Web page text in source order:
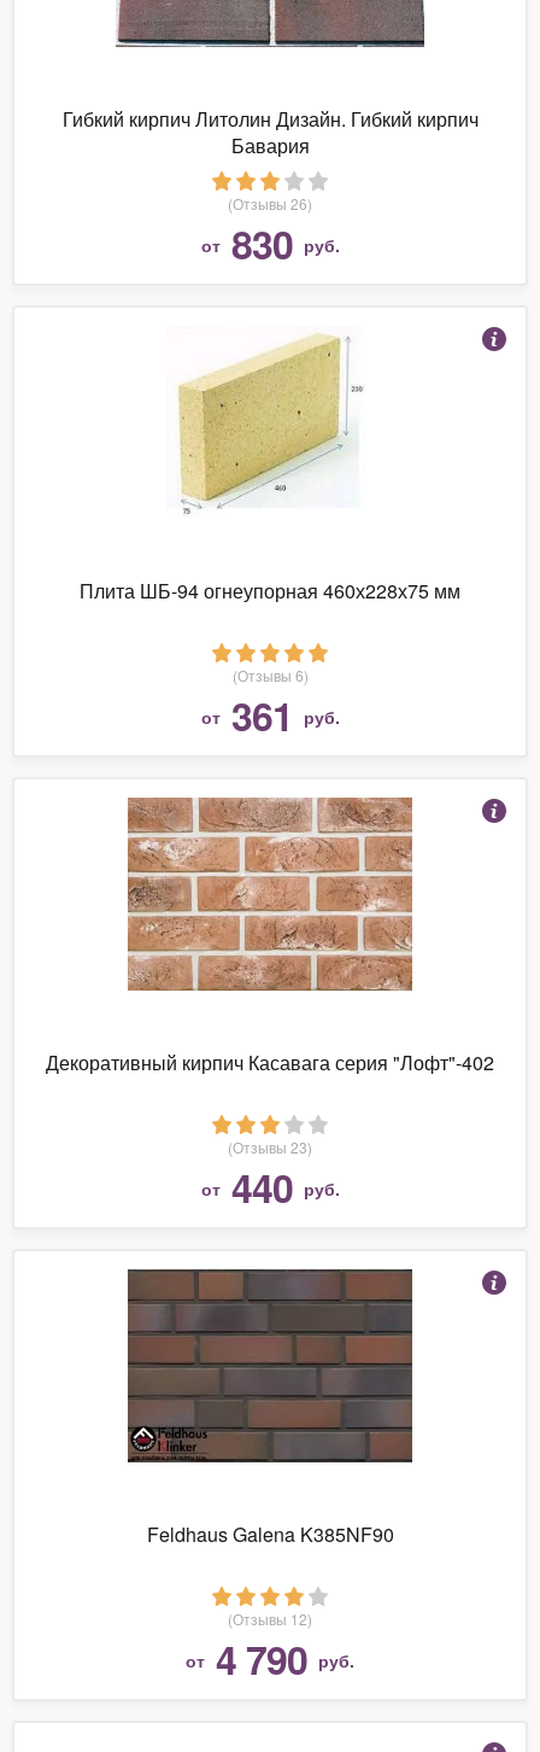
Гибкий кирпич Литолин Дизайн. Гибкий кирпич
Бавария
(Отзывы 26)
от 830 руб.
Плита ШБ-94 огнеупорная 460х228х75 мм
(Отзывы 6)
от 361 руб.
Декоративный кирпич Касавага серия "Лофт"-402
(Отзывы 23)
от 440 руб.
Feldhaus Galena K385NF90
(Отзывы 12)
от 4 790 руб.